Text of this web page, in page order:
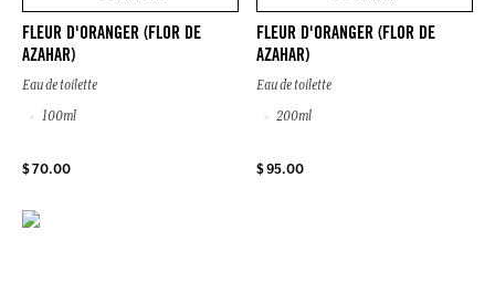
FLEUR D'ORANGER (FLOR DE
AZAHAR)
Eau de toilette
100ml
$ 70.00
FLEUR D'ORANGER (FLOR DE
AZAHAR)
Eau de toilette
200ml
$ 95.00